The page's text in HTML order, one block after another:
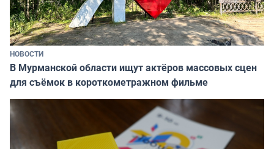
НОВОСТИ
В Мурманской области ищут актёров массовых сцен
для съёмок в короткометражном фильме